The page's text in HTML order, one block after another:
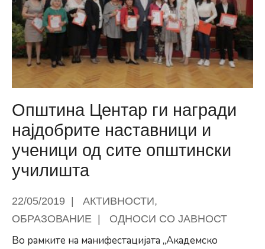
распуст
Општина Центар ги награди
најдобрите наставници и
ученици од сите општински
училишта
22/05/2019 АКТИВНОСТИ,
ОБРАЗОВАНИЕ
ОДНОСИ СО ЈАВНОСТ
Во рамките на манифестацијата „Академско